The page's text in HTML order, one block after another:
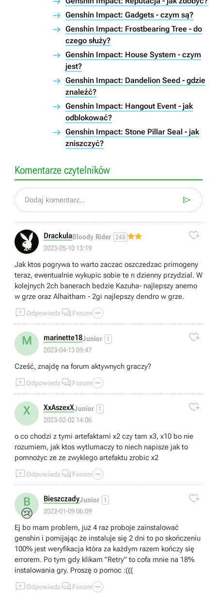
Genshin Impact: Gadgets - czym są?
Genshin Impact: Frostbearing Tree - do
czego służy?
Genshin Impact: House System - czym
jest?
Genshin Impact: Dandelion Seed - gdzie
znaleźć?
Genshin Impact: Hangout Event - jak
odblokować?
Genshin Impact: Stone Pillar Seal - jak
zniszczyć?
Komentarze czytelników
Dodaj komentarz... 
DrackulaBloody Rider 248
2023-05-10 13:19

Jak ktos pogrywa to warto zaczac oszczedzac primogeny
teraz, ewentualnie wykupic sobie te n dzienny przydzial. W
kolejnych 2ch banerach bedzie Kazuha- najlepszy anemo
w grze oraz Alhaitham - 2gi najlepszy dendro w grze.
Odpowiedz  Forum 
M marinette18Junior 1
2023-04-13 09:47

Cześć, znajdę na forum aktywnych graczy?
Odpowiedz  Forum 
X XxAszexXJunior 1
2023-02-02 14:06

o co chodzi z tymi artefaktami x2 czy tam x3, x10 bo nie
rozumiem, jak ktos wytlumaczy to niech napisze jak to
pomnożyc ze ze zwyklego artefaktu zrobic x2
Odpowiedz  Forum 
B
😢
BieszczadyJunior 1
2022-01-09 06:09

Ej bo mam problem, już 4 raz proboje zainstalować
genshin i pomijając że instaluje się 2 dni to po skończeniu
100% jest weryfikacja która za każdym razem kończy się
errorem. Po tym gdy klikam "Retry" to cofa mnie na 18%
instalowania gry. Proszę o pomoc :(((
Odpowiedz  Forum 